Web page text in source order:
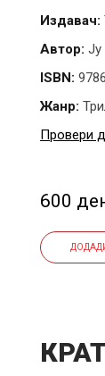
Издавач:
Автор:
ISBN:
Жанр:
Провери
600